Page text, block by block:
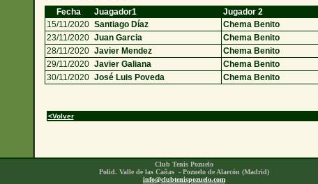
Fecha Juagador1 Jugador 2
15/11/2020 Santiago Díaz Chema Benito
23/11/2020 Juan Garcia Chema Benito
28/11/2020 Javier Mendez Chema Benito
29/11/2020 Javier Galiana Chema Benito
30/11/2020 José Luis Poveda Chema Benito
<Volver
Club Tenis Pozuelo
Polid. Valle de las Cañas - Pozuelo de Alarcón (Madrid)
info@clubtenispozuelo.com